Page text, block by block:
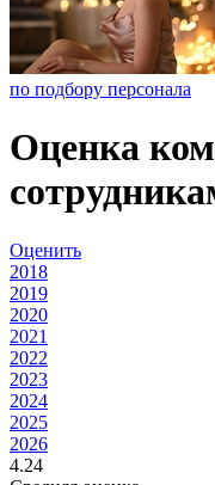
по подбору персонала
Оценка
Оценить
2018
2019
2020
2021
2022
2023
2024
2025
2026
4.24